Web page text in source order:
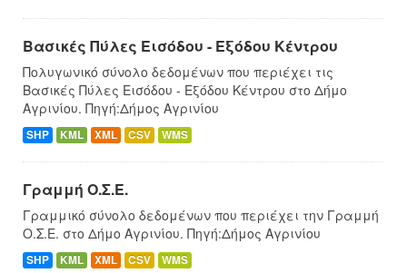
Βασικές Πύλες Εισόδου - Εξόδου Κέντρου
Πολυγωνικό σύνολο δεδομένων που περιέχει τις
Βασικές Πύλες Εισόδου - Εξόδου Κέντρου στο Δήμο
Αγρινίου. Πηγή:Δήμος Αγρινίου
SHP KML XML CSV WMS
Γραμμή Ο.Σ.Ε.
Γραμμικό σύνολο δεδομένων που περιέχει την Γραμμή
Ο.Σ.Ε. στο Δήμο Αγρινίου. Πηγή:Δήμος Αγρινίου
SHP KML XML CSV WMS